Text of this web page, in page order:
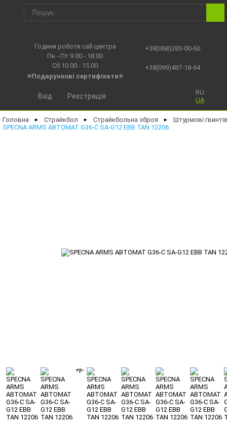
Години роботи call-центра
Пн - Пт 9.00 - 18.00
Сб 10.00 - 15.00
⭐Подарункові сертифікати⭐
+38(068)283-00-60
+38(099)487-18-64
RU
UA
Вхід Реєстрація
Головна ► Страйкбол ► Страйкбольна зброя ►
Штурмові
SPECNA ARMS АВТОМАТ G36-C SA-G12 EBB TAN 12206